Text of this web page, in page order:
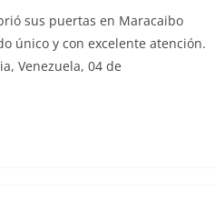
sus puertas en Maracaibo
único y con excelente atención.
Venezuela, 04 de